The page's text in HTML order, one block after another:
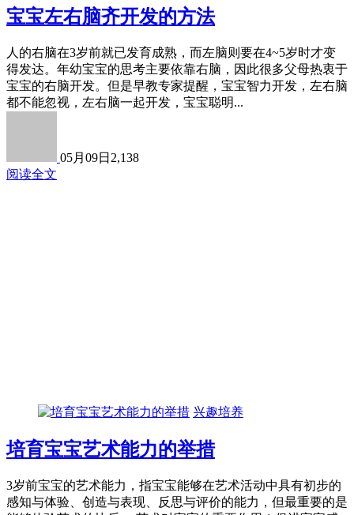
宝宝左右脑齐开发的方法
人的右脑在3岁前就已发育成熟，而左脑则要在4~5岁时才变
得发达。年幼宝宝的思考主要依靠右脑，因此很多父母热衷于
宝宝的右脑开发。但是早教专家提醒，宝宝智力开发，左右脑
都不能忽视，左右脑一起开发，宝宝聪明...
05月09日 2,138
阅读全文
兴趣培养
培育宝宝艺术能力的举措
3岁前宝宝的艺术能力，指宝宝能够在艺术活动中具有初步的
感知与体验、创造与表现、反思与评价的能力，但最重要的是